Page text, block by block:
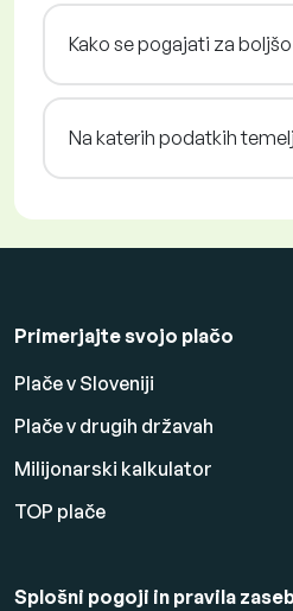
Kako se pogajati za
Na katerih podatkih
Primerjajte svojo plačo
Plače v Sloveniji
Plače v drugih državah
Milijonarski kalkulator
TOP plače
Splošni pogoji in pravila